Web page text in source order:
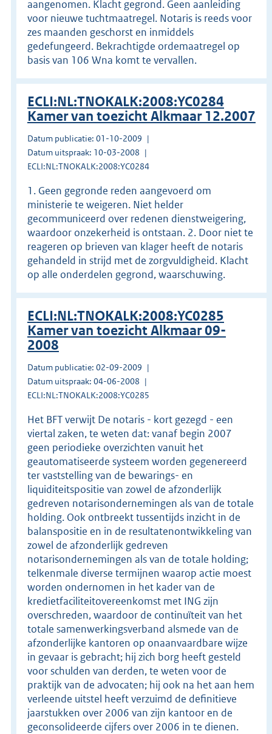
aangenomen. Klacht gegrond. Geen aanleiding
voor nieuwe tuchtmaatregel. Notaris is reeds voor
zes maanden geschorst en inmiddels
gedefungeerd. Bekrachtigde ordemaatregel op
basis van 106 Wna komt te vervallen.
ECLI:NL:TNOKALK:2008:YC0284
Kamer van toezicht Alkmaar 12.2007
Datum publicatie: 01-10-2009
Datum uitspraak: 10-03-2008
ECLI:NL:TNOKALK:2008:YC0284
1. Geen gegronde reden aangevoerd om
ministerie te weigeren. Niet helder
gecommuniceerd over redenen dienstweigering,
waardoor onzekerheid is ontstaan. 2. Door niet te
reageren op brieven van klager heeft de notaris
gehandeld in strijd met de zorgvuldigheid. Klacht
op alle onderdelen gegrond, waarschuwing.
ECLI:NL:TNOKALK:2008:YC0285
Kamer van toezicht Alkmaar 09-
2008
Datum publicatie: 02-09-2009
Datum uitspraak: 04-06-2008
ECLI:NL:TNOKALK:2008:YC0285
Het BFT verwijt De notaris - kort gezegd - een
viertal zaken, te weten dat: vanaf begin 2007
geen periodieke overzichten vanuit het
geautomatiseerde systeem worden gegenereerd
ter vaststelling van de bewarings- en
liquiditeitspositie van zowel de afzonderlijk
gedreven notarisondernemingen als van de totale
holding. Ook ontbreekt tussentijds inzicht in de
balanspositie en in de resultatenontwikkeling van
zowel de afzonderlijk gedreven
notarisondernemingen als van de totale holding;
telkenmale diverse termijnen waarop actie moest
worden ondernomen in het kader van de
kredietfaciliteitovereenkomst met ING zijn
overschreden, waardoor de continuïteit van het
totale samenwerkingsverband alsmede van de
afzonderlijke kantoren op onaanvaardbare wijze
in gevaar is gebracht; hij zich borg heeft gesteld
voor schulden van derden, te weten voor de
praktijk van de advocaten; hij ook na het aan hem
verleende uitstel heeft verzuimd de definitieve
jaarstukken over 2006 van zijn kantoor en de
geconsolideerde cijfers over 2006 in te dienen.